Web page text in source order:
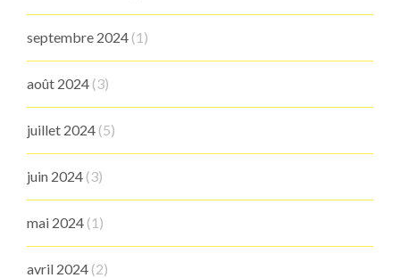
septembre 2024 (1)
août 2024 (3)
juillet 2024 (5)
juin 2024 (3)
mai 2024 (1)
avril 2024 (2)